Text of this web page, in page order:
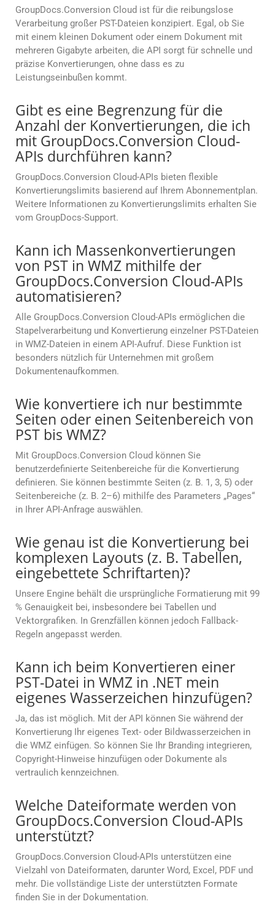
GroupDocs.Conversion Cloud ist für die reibungslose
Verarbeitung großer PST-Dateien konzipiert. Egal, ob Sie
mit einem kleinen Dokument oder einem Dokument mit
mehreren Gigabyte arbeiten, die API sorgt für schnelle und
präzise Konvertierungen, ohne dass es zu
Leistungseinbußen kommt.
Gibt es eine Begrenzung für die
Anzahl der Konvertierungen, die ich
mit GroupDocs.Conversion Cloud-
APIs durchführen kann?
GroupDocs.Conversion Cloud-APIs bieten flexible
Konvertierungslimits basierend auf Ihrem Abonnementplan.
Weitere Informationen zu Konvertierungslimits erhalten Sie
vom GroupDocs-Support.
Kann ich Massenkonvertierungen
von PST in WMZ mithilfe der
GroupDocs.Conversion Cloud-APIs
automatisieren?
Alle GroupDocs.Conversion Cloud-APIs ermöglichen die
Stapelverarbeitung und Konvertierung einzelner PST-Dateien
in WMZ-Dateien in einem API-Aufruf. Diese Funktion ist
besonders nützlich für Unternehmen mit großem
Dokumentenaufkommen.
Wie konvertiere ich nur bestimmte
Seiten oder einen Seitenbereich von
PST bis WMZ?
Mit GroupDocs.Conversion Cloud können Sie
benutzerdefinierte Seitenbereiche für die Konvertierung
definieren. Sie können bestimmte Seiten (z. B. 1, 3, 5) oder
Seitenbereiche (z. B. 2–6) mithilfe des Parameters „Pages“
in Ihrer API-Anfrage auswählen.
Wie genau ist die Konvertierung bei
komplexen Layouts (z. B. Tabellen,
eingebettete Schriftarten)?
Unsere Engine behält die ursprüngliche Formatierung mit 99
% Genauigkeit bei, insbesondere bei Tabellen und
Vektorgrafiken. In Grenzfällen können jedoch Fallback-
Regeln angepasst werden.
Kann ich beim Konvertieren einer
PST-Datei in WMZ in .NET mein
eigenes Wasserzeichen hinzufügen?
Ja, das ist möglich. Mit der API können Sie während der
Konvertierung Ihr eigenes Text- oder Bildwasserzeichen in
die WMZ einfügen. So können Sie Ihr Branding integrieren,
Copyright-Hinweise hinzufügen oder Dokumente als
vertraulich kennzeichnen.
Welche Dateiformate werden von
GroupDocs.Conversion Cloud-APIs
unterstützt?
GroupDocs.Conversion Cloud-APIs unterstützen eine
Vielzahl von Dateiformaten, darunter Word, Excel, PDF und
mehr. Die vollständige Liste der unterstützten Formate
finden Sie in der Dokumentation.